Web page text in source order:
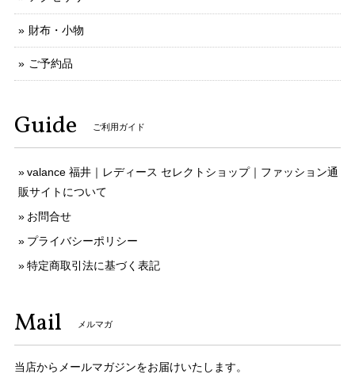
財布・小物
ご予約品
Guide ご利用ガイド
valance 福井｜レディース セレクトショップ｜ファッション通
販サイトについて
お問合せ
プライバシーポリシー
特定商取引法に基づく表記
Mail メルマガ
当店からメールマガジンをお届けいたします。